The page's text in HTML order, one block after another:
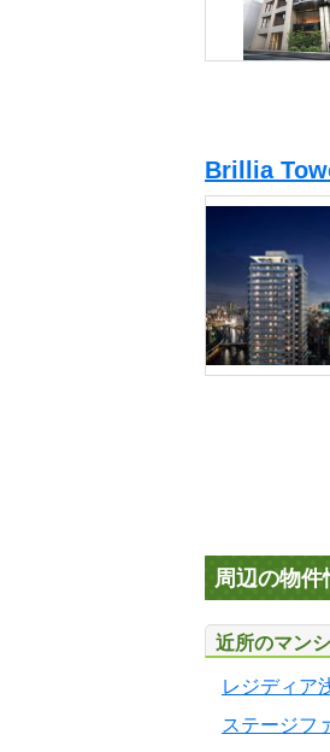
Brillia
周辺の物件
近所のマン
レジディア
ステージフ